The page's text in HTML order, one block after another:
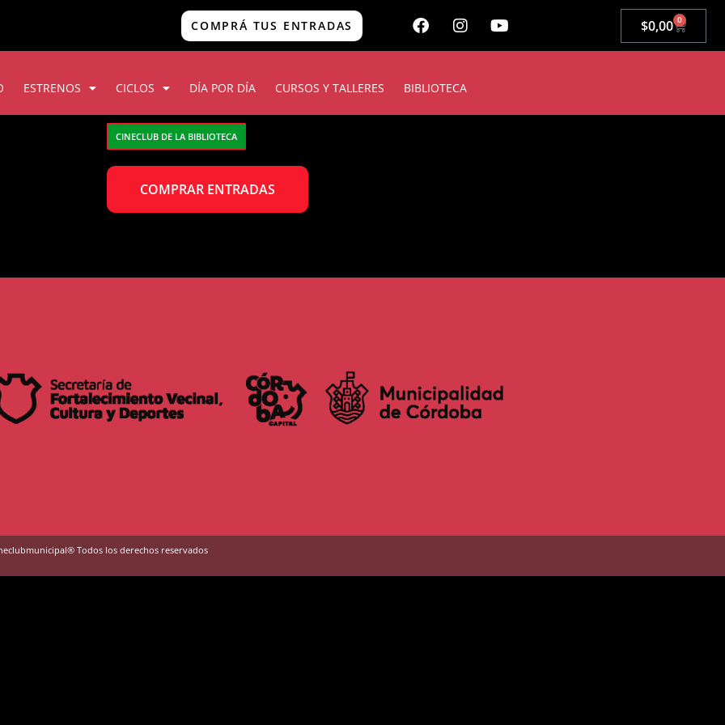
COMPRÁ TUS ENTRADAS $0,00 0
ESTRENOS CICLOS DÍA POR DÍA CURSOS Y TALLERES BIBLIOTECA
CINECLUB DE LA BIBLIOTECA
COMPRAR ENTRADAS
Todos los derechos reservados